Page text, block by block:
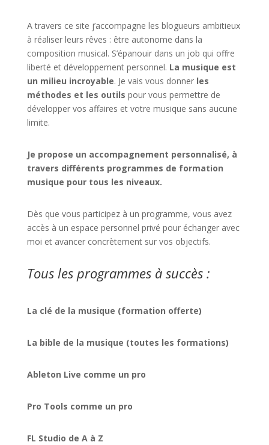
A travers ce site j’accompagne les blogueurs ambitieux
à réaliser leurs rêves : être autonome dans la
composition musical. S’épanouir dans un job qui offre
liberté et développement personnel. La musique est
un milieu incroyable. Je vais vous donner les
méthodes et les outils pour vous permettre de
développer vos affaires et votre musique sans aucune
limite.
Je propose un accompagnement personnalisé, à
travers différents programmes de formation
musique pour tous les niveaux.
Dès que vous participez à un programme, vous avez
accès à un espace personnel privé pour échanger avec
moi et avancer concrètement sur vos objectifs.
Tous les programmes à succès :
La clé de la musique (formation offerte)
La bible de la musique (toutes les formations)
Ableton Live comme un pro
Pro Tools comme un pro
FL Studio de A à Z